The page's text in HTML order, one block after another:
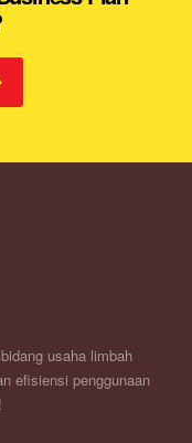
usaha limbah
efisiensi penggunaan